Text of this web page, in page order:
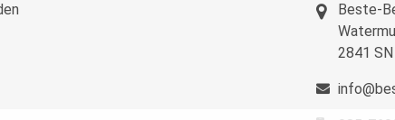
Beste-
2841